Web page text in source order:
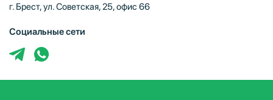
г. Брест, ул. Советская, 25, офис 66
Социальные сети